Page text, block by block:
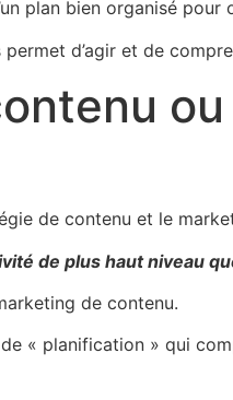
plan bien organisé
d’agir et de
de contenu et le
de plus haut niveau
de contenu.
« planification » qui